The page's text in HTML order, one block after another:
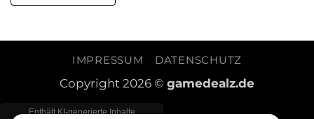
IMPRESSUM DATENSCHUTZ
Copyright 2026 © gamedealz.de